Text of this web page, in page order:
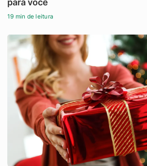
19 min de leitura